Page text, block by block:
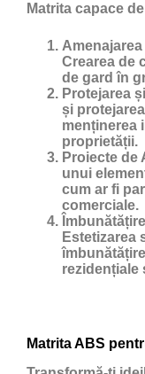
Matrita capace
Crearea de
de gard în
Protejarea
și
menținerea
proprietății.
Proiecte de
unui
cum ar fi
comerciale.
Estetizarea
rezidențiale
Matrita ABS